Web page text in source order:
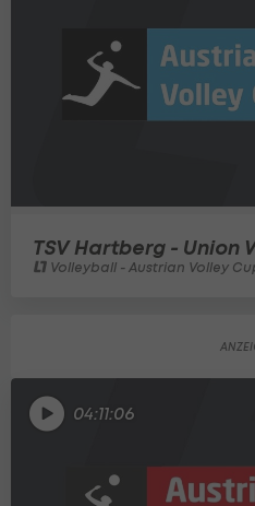
TSV Hartberg - Union
Volleyball - Austrian Volley
04:11:06